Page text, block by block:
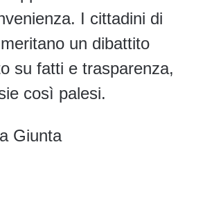
I cittadini di
un dibattito
su fatti e trasparenza,
così palesi.
Giunta